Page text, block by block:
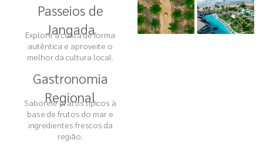
Passeios de
Jangada
Explore a costa de forma
autêntica e aproveite o
melhor da cultura local.
Gastronomia
Regional
Saboreie pratos típicos à
base de frutos do mar e
ingredientes frescos da
região.